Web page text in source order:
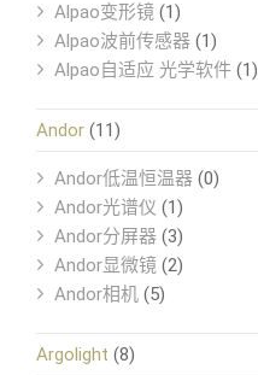
Alpao变形镜 (1)
Alpao波前传感器 (1)
Alpao自适应 光学软件 (1)
Andor (11)
Andor低温恒温器 (0)
Andor光谱仪 (1)
Andor分屏器 (3)
Andor显微镜 (2)
Andor相机 (5)
Argolight (8)